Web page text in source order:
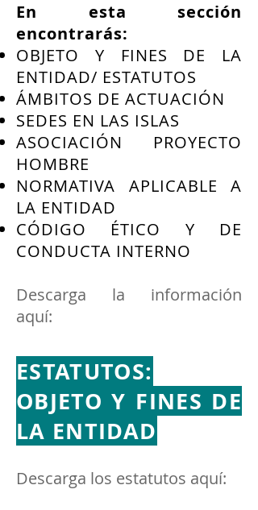
En esta sección
encontrarás:
OBJETO Y FINES DE LA
ENTIDAD/ ESTATUTOS
ÁMBITOS DE ACTUACIÓN
SEDES EN LAS ISLAS
ASOCIACIÓN PROYECTO
HOMBRE
NORMATIVA APLICABLE A
LA ENTIDAD
CÓDIGO ÉTICO Y DE
CONDUCTA INTERNO
Descarga la información
aquí:
ESTATUTOS:
OBJETO Y FINES DE
LA ENTIDAD
Descarga los estatutos aquí: